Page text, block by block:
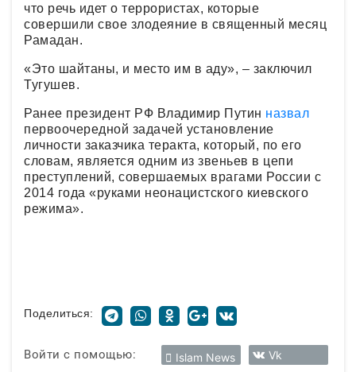
что речь идет о террористах, которые
совершили свое злодеяние в священный месяц
Рамадан.
«Это шайтаны, и место им в аду», – заключил
Тугушев.
Ранее президент РФ Владимир Путин назвал
первоочередной задачей установление
личности заказчика теракта, который, по его
словам, является одним из звеньев в цепи
преступлений, совершаемых врагами России с
2014 года «руками неонацистского киевского
режима».
Поделиться:
Войти с помощью: Islam News Vk